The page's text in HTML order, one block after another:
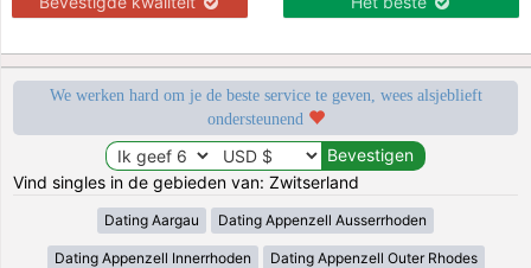
We werken hard om je de beste service te geven, wees alsjeblieft
ondersteunend
Vind singles in de gebieden van: Zwitserland
Dating Aargau Dating Appenzell Ausserrhoden
Dating Appenzell Innerrhoden Dating Appenzell Outer Rhodes